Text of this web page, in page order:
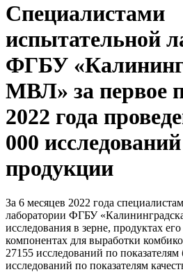
Специалистами
испытательной
ФГБУ
МВЛ» за первое
2022 года
000
продукции
За 6 месяцев 2022 года
лаборатории ФГБУ
исследования в зерне, продуктах
компонентах для выработки
27155 исследований по показателям
исследований по показателям